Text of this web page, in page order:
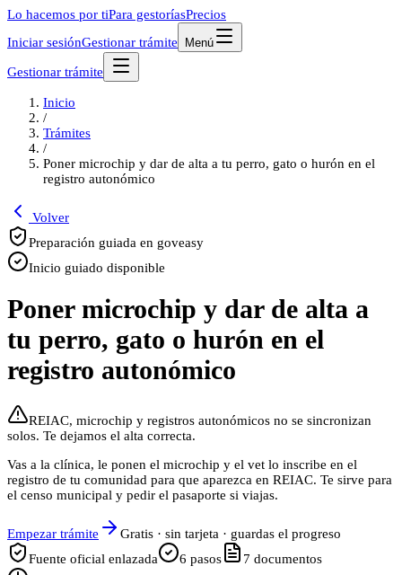
Lo hacemos por tiPara gestoríasPrecios
Iniciar sesiónGestionar trámite Menú
Gestionar trámite
Inicio
/
Trámites
/
Poner microchip y dar de alta a tu perro, gato o hurón en el
registro autonómico
Volver
Preparación guiada en goveasy
Inicio guiado disponible
Poner microchip y dar de alta a
tu perro, gato o hurón en el
registro autonómico
REIAC, microchip y registros autonómicos no se sincronizan
solos. Te dejamos el alta correcta.
Vas a la clínica, le ponen el microchip y el vet lo inscribe en el
registro de tu comunidad para que aparezca en REIAC. Te sirve para
el censo municipal y pedir el pasaporte si viajas.
Empezar trámite
Gratis · sin tarjeta · guardas el progreso
Fuente oficial enlazada
6 pasos 7 documentos